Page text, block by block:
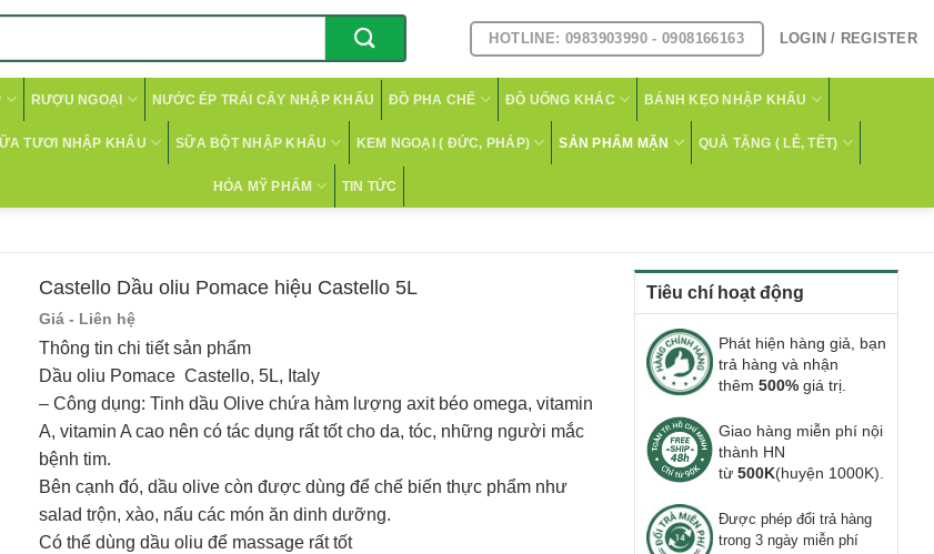
HOTLINE: 0983903990 - 0908166163 LOGIN / REGISTER
RƯỢU NGOẠI NƯỚC ÉP TRÁI CÂY NHẬP KHẨU ĐỒ PHA CHẾ ĐỒ UỐNG KHÁC BÁNH KẸO NHẬP KHẨU
TƯƠI NHẬP KHẨU SỮA BỘT NHẬP KHẨU KEM NGOẠI ( ĐỨC, PHÁP) SẢN PHẨM MẶN QUÀ TẶNG ( LỄ, TẾT)
HÓA MỸ PHẨM TIN TỨC
Tiêu chí hoạt động
Phát hiện hàng giả, bạn
trả hàng và nhận
thêm 500% giá trị.
Giao hàng miễn phí nội
thành HN
từ 500K(huyện 1000K).
Được phép đổi trả hàng
trong 3 ngày miễn phí
Castello Dầu oliu Pomace hiệu Castello 5L
Giá - Liên hệ
Thông tin chi tiết sản phẩm
Dầu oliu Pomace Castello, 5L, Italy
– Công dụng: Tinh dầu Olive chứa hàm lượng axit béo omega, vitamin
A, vitamin A cao nên có tác dụng rất tốt cho da, tóc, những người mắc
bệnh tim.
Bên cạnh đó, dầu olive còn được dùng để chế biến thực phẩm như
salad trộn, xào, nấu các món ăn dinh dưỡng.
Có thể dùng dầu oliu để massage rất tốt